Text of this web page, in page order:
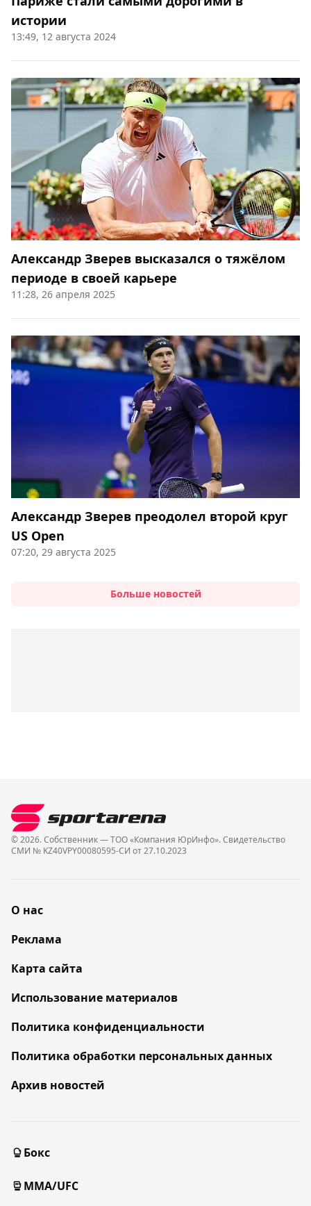
истории
13:49, 12 августа 2024
Александр Зверев высказался о тяжёлом
периоде в своей карьере
11:28, 26 апреля 2025
Александр Зверев преодолел второй круг
US Open
07:20, 29 августа 2025
Больше новостей
© 2026. Собственник — ТОО «Компания ЮрИнфо». Cвидетельство
СМИ № KZ40VPY00080595-СИ от 27.10.2023
О нас
Реклама
Карта сайта
Использование материалов
Политика конфиденциальности
Политика обработки персональных данных
Архив новостей
Бокс
MMA/UFC